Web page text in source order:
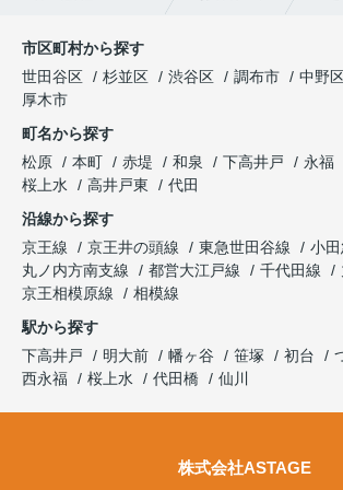
市区町村から探す
世田谷区
杉並区 渋谷区 調布市 中野
厚木市
町名から探す
松原
本町 赤堤 和泉 下高井戸 永福
桜上水
高井戸東
代田
沿線から探す
京王線
京王井の頭線 東急世田谷線
小
丸ノ内方南支線
都営大江戸線 千代田線
京王相模原線
相模線
駅から探す
下高井戸
明大前 幡ヶ谷 笹塚 初台
西永福
桜上水 代田橋 仙川
株式会社ASTAGE